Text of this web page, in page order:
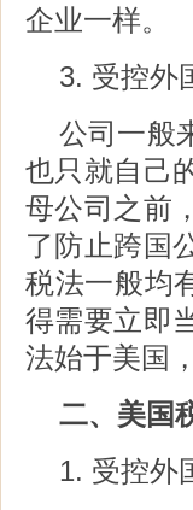
企业一样
3. 受控
公司一般
也只就自己
母公司之前
了防止跨国
税法一般均
得需要立即
法始于美
二、美
1. 受控